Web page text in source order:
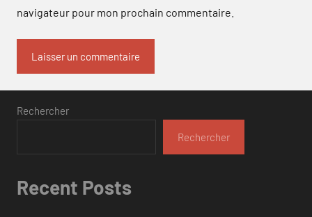
navigateur pour mon prochain commentaire.
Rechercher
Rechercher
Recent Posts